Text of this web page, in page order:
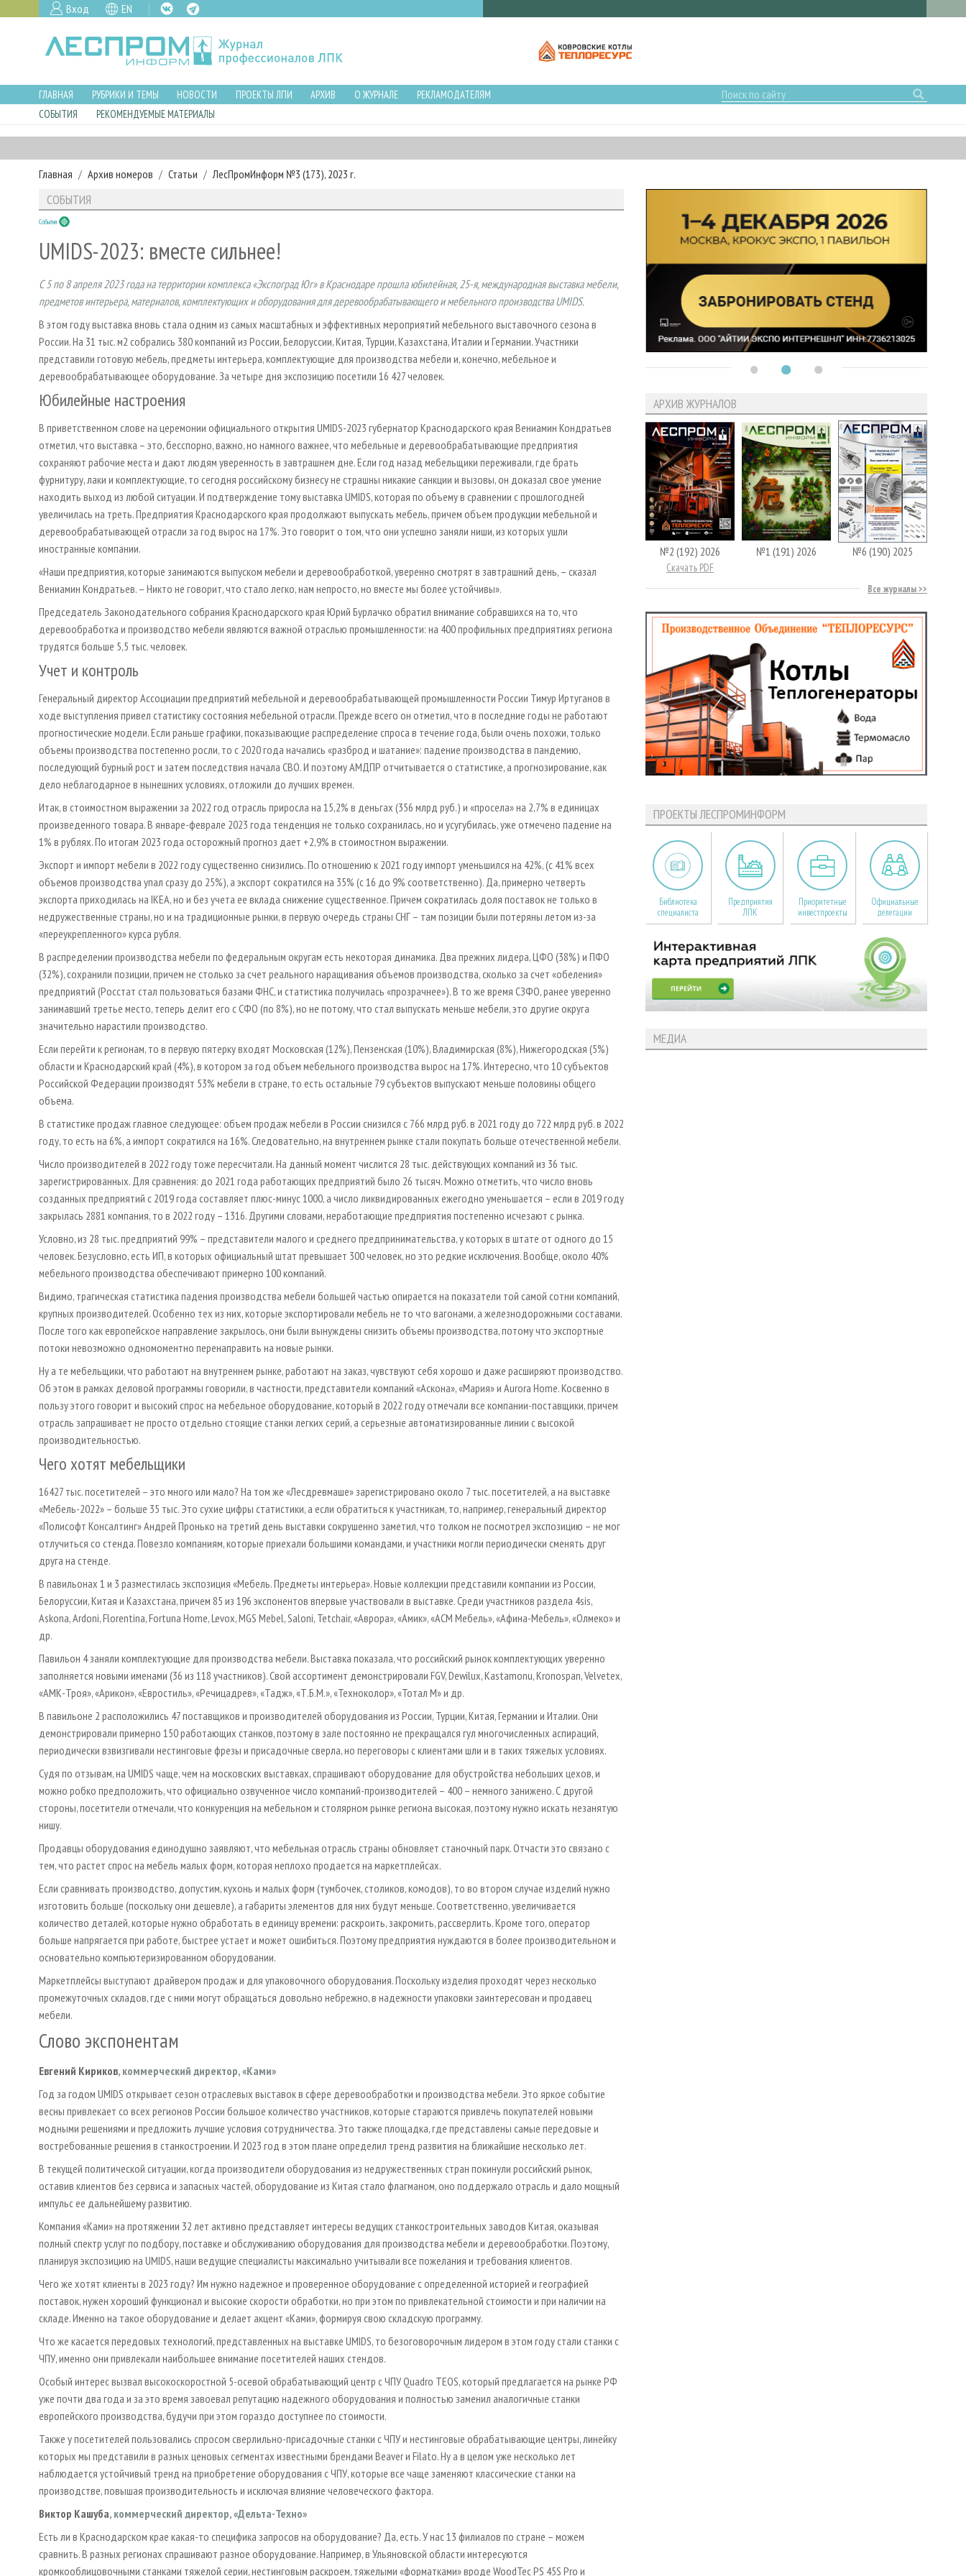
Вход EN
ГЛАВНАЯ РУБРИКИ И ТЕМЫ НОВОСТИ ПРОЕКТЫ ЛПИ АРХИВ О ЖУРНАЛЕ
РЕКЛАМОДАТЕЛЯМ
СОБЫТИЯ
РЕКОМЕНДУЕМЫЕ МАТЕРИАЛЫ
Главная Архив номеров Статьи ЛесПромИнформ №3 (173), 2023 г.
СОБЫТИЯ
События
UMIDS-2023: вместе сильнее!
С 5 по 8 апреля 2023 года на территории комплекса «Экспоград Юг» в Краснодаре прошла юбилейная, 25-я, международная выставка мебели,
предметов интерьера, материалов, комплектующих и оборудования для деревообрабатывающего и мебельного производства UMIDS.
В этом году выставка вновь стала одним из самых масштабных и эффективных мероприятий мебельного выставочного сезона в
России. На 31 тыс. м2 собрались 380 компаний из России, Белоруссии, Китая, Турции, Казахстана, Италии и Германии. Участники
представили готовую мебель, предметы интерьера, комплектующие для производства мебели и, конечно, мебельное и
деревообрабатывающее оборудование. За четыре дня экспозицию посетили 16 427 человек.
Юбилейные настроения
В приветственном слове на церемонии официального открытия UMIDS-2023 губернатор Краснодарского края Вениамин Кондратьев
отметил, что выставка – это, бесспорно, важно, но намного важнее, что мебельные и деревообрабатывающие предприятия
сохраняют рабочие места и дают людям уверенность в завтрашнем дне. Если год назад мебельщики переживали, где брать
фурнитуру, лаки и комплектующие, то сегодня российскому бизнесу не страшны никакие санкции и вызовы, он доказал свое умение
находить выход из любой ситуации. И подтверждение тому выставка UMIDS, которая по объему в сравнении с прошлогодней
увеличилась на треть. Предприятия Краснодарского края продолжают выпускать мебель, причем объем продукции мебельной и
деревообрабатывающей отрасли за год вырос на 17%. Это говорит о том, что они успешно заняли ниши, из которых ушли
иностранные компании.
«Наши предприятия, которые занимаются выпуском мебели и деревообработкой, уверенно смотрят в завтрашний день, – сказал
Вениамин Кондратьев. – Никто не говорит, что стало легко, нам непросто, но вместе мы более устойчивы».
Председатель Законодательного собрания Краснодарского края Юрий Бурлачко обратил внимание собравшихся на то, что
деревообработка и производство мебели являются важной отраслью промышленности: на 400 профильных предприятиях региона
трудятся больше 5,5 тыс. человек.
Учет и контроль
Генеральный директор Ассоциации предприятий мебельной и деревообрабатывающей промышленности России Тимур Иртуганов в
ходе выступления привел статистику состояния мебельной отрасли. Прежде всего он отметил, что в последние годы не работают
прогностические модели. Если раньше графики, показывающие распределение спроса в течение года, были очень похожи, только
объемы производства постепенно росли, то с 2020 года начались «разброд и шатание»: падение производства в пандемию,
последующий бурный рост и затем последствия начала СВО. И поэтому АМДПР отчитывается о статистике, а прогнозирование, как
дело неблагодарное в нынешних условиях, отложили до лучших времен.
Итак, в стоимостном выражении за 2022 год отрасль приросла на 15,2% в деньгах (356 млрд руб.) и «просела» на 2,7% в единицах
произведенного товара. В январе-феврале 2023 года тенденция не только сохранилась, но и усугубилась, уже отмечено падение на
1% в рублях. По итогам 2023 года осторожный прогноз дает +2,9% в стоимостном выражении.
Экспорт и импорт мебели в 2022 году существенно снизились. По отношению к 2021 году импорт уменьшился на 42%, (с 41% всех
объемов производства упал сразу до 25%), а экспорт сократился на 35% (с 16 до 9% соответственно). Да, примерно четверть
экспорта приходилась на IKEA, но и без учета ее вклада снижение существенное. Причем сократилась доля поставок не только в
недружественные страны, но и на традиционные рынки, в первую очередь страны СНГ – там позиции были потеряны летом из-за
«переукрепленного» курса рубля.
В распределении производства мебели по федеральным округам есть некоторая динамика. Два прежних лидера, ЦФО (38%) и ПФО
(32%), сохранили позиции, причем не столько за счет реального наращивания объемов производства, сколько за счет «обеления»
предприятий (Росстат стал пользоваться базами ФНС, и статистика получилась «прозрачнее»). В то же время СЗФО, ранее уверенно
занимавший третье место, теперь делит его с СФО (по 8%), но не потому, что стал выпускать меньше мебели, это другие округа
значительно нарастили производство.
Если перейти к регионам, то в первую пятерку входят Московская (12%), Пензенская (10%), Владимирская (8%), Нижегородская (5%)
области и Краснодарский край (4%), в котором за год объем мебельного производства вырос на 17%. Интересно, что 10 субъектов
Российской Федерации производят 53% мебели в стране, то есть остальные 79 субъектов выпускают меньше половины общего
объема.
В статистике продаж главное следующее: объем продаж мебели в России снизился с 766 млрд руб. в 2021 году до 722 млрд руб. в 2022
году, то есть на 6%, а импорт сократился на 16%. Следовательно, на внутреннем рынке стали покупать больше отечественной мебели.
Число производителей в 2022 году тоже пересчитали. На данный момент числится 28 тыс. действующих компаний из 36 тыс.
зарегистрированных. Для сравнения: до 2021 года работающих предприятий было 26 тысяч. Можно отметить, что число вновь
созданных предприятий с 2019 года составляет плюс-минус 1000, а число ликвидированных ежегодно уменьшается – если в 2019 году
закрылась 2881 компания, то в 2022 году – 1316. Другими словами, неработающие предприятия постепенно исчезают с рынка.
Условно, из 28 тыс. предприятий 99% – представители малого и среднего предпринимательства, у которых в штате от одного до 15
человек. Безусловно, есть ИП, в которых официальный штат превышает 300 человек, но это редкие исключения. Вообще, около 40%
мебельного производства обеспечивают примерно 100 компаний.
Видимо, трагическая статистика падения производства мебели большей частью опирается на показатели той самой сотни компаний,
крупных производителей. Особенно тех из них, которые экспортировали мебель не то что вагонами, а железнодорожными составами.
После того как европейское направление закрылось, они были вынуждены снизить объемы производства, потому что экспортные
потоки невозможно одномоментно перенаправить на новые рынки.
Ну а те мебельщики, что работают на внутреннем рынке, работают на заказ, чувствуют себя хорошо и даже расширяют производство.
Об этом в рамках деловой программы говорили, в частности, представители компаний «Аскона», «Мария» и Aurora Home. Косвенно в
пользу этого говорит и высокий спрос на мебельное оборудование, который в 2022 году отмечали все компании-поставщики, причем
отрасль запрашивает не просто отдельно стоящие станки легких серий, а серьезные автоматизированные линии с высокой
производительностью.
Чего хотят мебельщики
16427 тыс. посетителей – это много или мало? На том же «Лесдревмаше» зарегистрировано около 7 тыс. посетителей, а на выставке
«Мебель-2022» – больше 35 тыс. Это сухие цифры статистики, а если обратиться к участникам, то, например, генеральный директор
«Полисофт Консалтинг» Андрей Пронько на третий день выставки сокрушенно заметил, что толком не посмотрел экспозицию – не мог
отлучиться со стенда. Повезло компаниям, которые приехали большими командами, и участники могли периодически сменять друг
друга на стенде.
В павильонах 1 и 3 разместилась экспозиция «Мебель. Предметы интерьера». Новые коллекции представили компании из России,
Белоруссии, Китая и Казахстана, причем 85 из 196 экспонентов впервые участвовали в выставке. Среди участников раздела 4sis,
Askona, Ardoni, Florentina, Fortuna Home, Levox, MGS Mebel, Saloni, Tetchair, «Аврора», «Амик», «АСМ Мебель», «Афина-Мебель», «Олмеко» и
др.
Павильон 4 заняли комплектующие для производства мебели. Выставка показала, что российский рынок комплектующих уверенно
заполняется новыми именами (36 из 118 участников). Свой ассортимент демонстрировали FGV, Dewilux, Kastamonu, Kronospan, Velvetex,
«АМК-Троя», «Арикон», «Евростиль», «Речицадрев», «Тадж», «Т.Б.М.», «Техноколор», «Тотал М» и др.
В павильоне 2 расположились 47 поставщиков и производителей оборудования из России, Турции, Китая, Германии и Италии. Они
демонстрировали примерно 150 работающих станков, поэтому в зале постоянно не прекращался гул многочисленных аспираций,
периодически взвизгивали нестинговые фрезы и присадочные сверла, но переговоры с клиентами шли и в таких тяжелых условиях.
Судя по отзывам, на UMIDS чаще, чем на московских выставках, спрашивают оборудование для обустройства небольших цехов, и
можно робко предположить, что официально озвученное число компаний-производителей – 400 – немного занижено. С другой
стороны, посетители отмечали, что конкуренция на мебельном и столярном рынке региона высокая, поэтому нужно искать незанятую
нишу.
Продавцы оборудования единодушно заявляют, что мебельная отрасль страны обновляет станочный парк. Отчасти это связано с
тем, что растет спрос на мебель малых форм, которая неплохо продается на маркетплейсах.
Если сравнивать производство, допустим, кухонь и малых форм (тумбочек, столиков, комодов), то во втором случае изделий нужно
изготовить больше (поскольку они дешевле), а габариты элементов для них будут меньше. Соответственно, увеличивается
количество деталей, которые нужно обработать в единицу времени: раскроить, закромить, рассверлить. Кроме того, оператор
больше напрягается при работе, быстрее устает и может ошибиться. Поэтому предприятия нуждаются в более производительном и
основательно компьютеризированном оборудовании.
Маркетплейсы выступают драйвером продаж и для упаковочного оборудования. Поскольку изделия проходят через несколько
промежуточных складов, где с ними могут обращаться довольно небрежно, в надежности упаковки заинтересован и продавец
мебели.
Слово экспонентам
Евгений Кириков, коммерческий директор, «Ками»
Год за годом UMIDS открывает сезон отраслевых выставок в сфере деревообработки и производства мебели. Это яркое событие
весны привлекает со всех регионов России большое количество участников, которые стараются привлечь покупателей новыми
модными решениями и предложить лучшие условия сотрудничества. Это также площадка, где представлены самые передовые и
востребованные решения в станкостроении. И 2023 год в этом плане определил тренд развития на ближайшие несколько лет.
В текущей политической ситуации, когда производители оборудования из недружественных стран покинули российский рынок,
оставив клиентов без сервиса и запасных частей, оборудование из Китая стало флагманом, оно поддержало отрасль и дало мощный
импульс ее дальнейшему развитию.
Компания «Ками» на протяжении 32 лет активно представляет интересы ведущих станкостроительных заводов Китая, оказывая
полный спектр услуг по подбору, поставке и обслуживанию оборудования для производства мебели и деревообработки. Поэтому,
планируя экспозицию на UMIDS, наши ведущие специалисты максимально учитывали все пожелания и требования клиентов.
Чего же хотят клиенты в 2023 году? Им нужно надежное и проверенное оборудование с определенной историей и географией
поставок, нужен хороший функционал и высокие скорости обработки, но при этом по привлекательной стоимости и при наличии на
складе. Именно на такое оборудование и делает акцент «Ками», формируя свою складскую программу.
Что же касается передовых технологий, представленных на выставке UMIDS, то безоговорочным лидером в этом году стали станки с
ЧПУ, именно они привлекали наибольшее внимание посетителей наших стендов.
Особый интерес вызвал высокоскоростной 5-осевой обрабатывающий центр с ЧПУ Quadro TEOS, который предлагается на рынке РФ
уже почти два года и за это время завоевал репутацию надежного оборудования и полностью заменил аналогичные станки
европейского производства, будучи при этом гораздо доступнее по стоимости.
Также у посетителей пользовались спросом сверлильно-присадочные станки с ЧПУ и нестинговые обрабатывающие центры, линейку
которых мы представили в разных ценовых сегментах известными брендами Beaver и Filato. Ну а в целом уже несколько лет
наблюдается устойчивый тренд на приобретение оборудования с ЧПУ, которые все чаще заменяют классические станки на
производстве, повышая производительность и исключая влияние человеческого фактора.
Виктор Кашуба, коммерческий директор, «Дельта-Техно»
Есть ли в Краснодарском крае какая-то специфика запросов на оборудование? Да, есть. У нас 13 филиалов по стране – можем
сравнить. В разных регионах спрашивают разное оборудование. Например, в Ульяновской области интересуются
кромкооблицовочными станками тяжелой серии, нестинговым раскроем, тяжелыми «форматками» вроде WoodTec PS 45S Pro и
АРХИВ ЖУРНАЛОВ
№2 (192) 2026
Скачать PDF
№1 (191) 2026 №6 (190) 2025
Все журналы
ПРОЕКТЫ ЛЕСПРОМИНФОРМ
Библиотека
специалиста
Предприятия
ЛПК
Приоритетные
инвестпроекты
Официальные
делегации
МЕДИА